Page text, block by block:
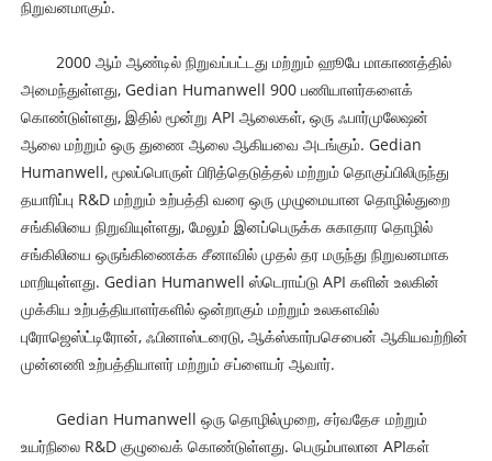
நிறுவனமாகும்.
2000 ஆம் ஆண்டில் நிறுவப்பட்டது மற்றும் ஹூபே மாகாணத்தில்
அமைந்துள்ளது, Gedian Humanwell 900 பணியாளர்களைக்
கொண்டுள்ளது, இதில் மூன்று API ஆலைகள், ஒரு ஃபார்முலேஷன்
ஆலை மற்றும் ஒரு துணை ஆலை ஆகியவை அடங்கும். Gedian
Humanwell, மூலப்பொருள் பிரித்தெடுத்தல் மற்றும் தொகுப்பிலிருந்து
தயாரிப்பு R&D மற்றும் உற்பத்தி வரை ஒரு முழுமையான தொழில்துறை
சங்கிலியை நிறுவியுள்ளது, மேலும் இனப்பெருக்க சுகாதார தொழில்
சங்கிலியை ஒருங்கிணைக்க சீனாவில் முதல் தர மருந்து நிறுவனமாக
மாறியுள்ளது. Gedian Humanwell ஸ்டெராய்டு API களின் உலகின்
முக்கிய உற்பத்தியாளர்களில் ஒன்றாகும் மற்றும் உலகளவில்
புரோஜெஸ்ட்டிரோன், ஃபினாஸ்டரைடு, ஆக்ஸ்கார்பசெபைன் ஆகியவற்றின்
முன்னணி உற்பத்தியாளர் மற்றும் சப்ளையர் ஆவார்.
Gedian Humanwell ஒரு தொழில்முறை, சர்வதேச மற்றும்
உயர்நிலை R&D குழுவைக் கொண்டுள்ளது. பெரும்பாலான APIகள்